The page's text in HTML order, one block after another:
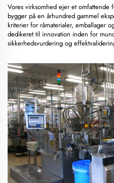
Vores virksomhed ejer et omfattende
bygger på en århundred gammel
kriterier for råmaterialer, emballager
dedikeret til innovation inden for
sikkerhedsvurdering og